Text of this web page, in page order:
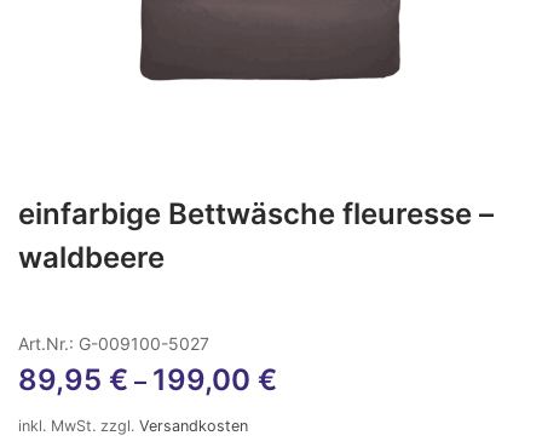
einfarbige Bettwäsche fleuresse –
waldbeere
Art.Nr.: G-009100-5027
89,95 € – 199,00 €
inkl. MwSt. zzgl. Versandkosten